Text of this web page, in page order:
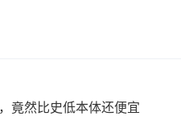
竟然比史低本体还便宜